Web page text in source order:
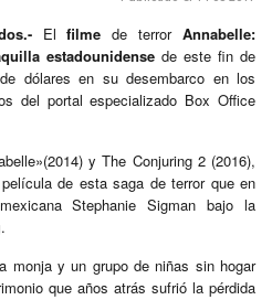
Elfilme de terrorAnnabelle:
estadounidensede este fin de
dólares en su desembarco en los
del portal especializado Box Office
y The Conjuring 2 (2016),
de esta saga de terror que en
Stephanie Sigman bajo la
.
monja y un grupo de niñas sin hogar
que años atrás sufrió la pérdida